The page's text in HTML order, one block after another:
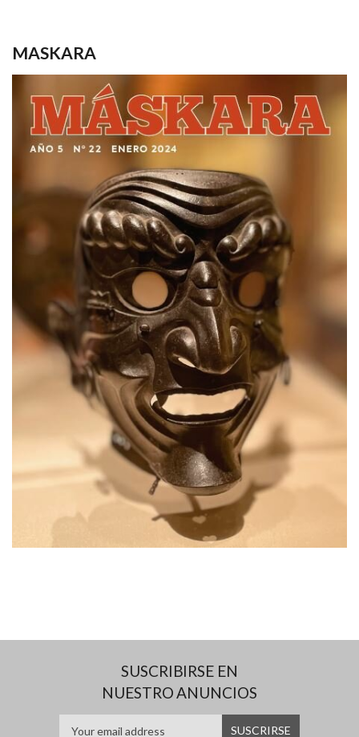
MASKARA
SUSCRIBIRSE EN
NUESTRO ANUNCIOS